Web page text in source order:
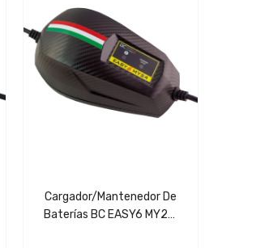
Cargador/mantenedor De
Baterías BC EASY6 MY24,